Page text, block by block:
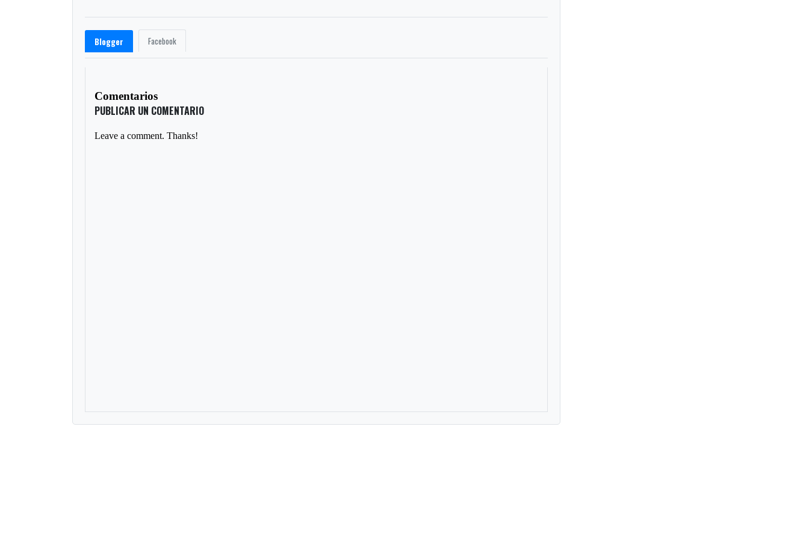
Blogger Facebook
Comentarios
PUBLICAR UN COMENTARIO
Leave a comment. Thanks!